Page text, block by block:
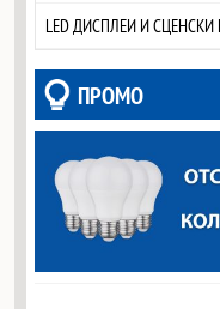
LED ДИСПЛЕИ И
ПРОМО